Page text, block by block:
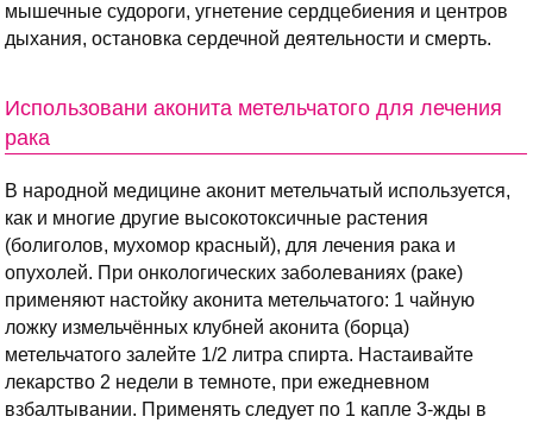
мышечные судороги, угнетение сердцебиения и центров
дыхания, остановка сердечной деятельности и смерть.
Использовани аконита метельчатого для лечения
рака
В народной медицине аконит метельчатый используется,
как и многие другие высокотоксичные растения
(болиголов, мухомор красный), для лечения рака и
опухолей. При онкологических заболеваниях (раке)
применяют настойку аконита метельчатого: 1 чайную
ложку измельчённых клубней аконита (борца)
метельчатого залейте 1/2 литра спирта. Настаивайте
лекарство 2 недели в темноте, при ежедневном
взбалтывании. Применять следует по 1 капле 3-жды в